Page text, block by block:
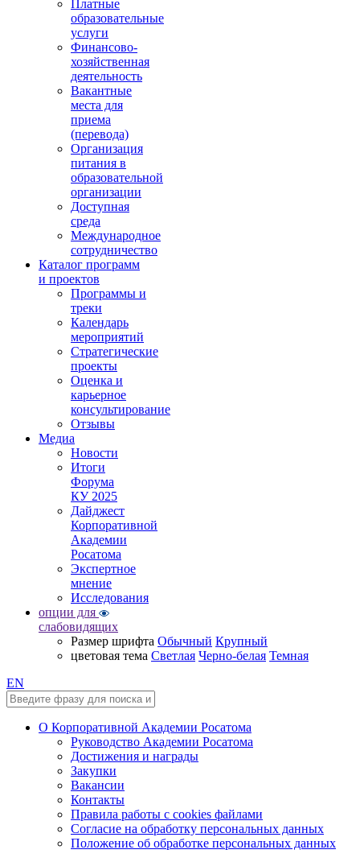
Платные
образовательные
услуги
Финансово-
хозяйственная
деятельность
Вакантные
места для
приема
(перевода)
Организация
питания в
образовательной
организации
Доступная
среда
Международное
сотрудничество
Каталог программ
и проектов
Программы и
треки
Календарь
мероприятий
Стратегические
проекты
Оценка и
карьерное
консультирование
Отзывы
Медиа
Новости
Итоги
Форума
КУ 2025
Дайджест
Корпоративной
Академии
Росатома
Экспертное
мнение
Исследования
опции для
слабовидящих
Размер шрифта Обычный Крупный
цветовая тема Светлая Черно-белая Темная
EN
О Корпоративной Академии Росатома
Руководство Академии Росатома
Достижения и награды
Закупки
Вакансии
Контакты
Правила работы с cookies файлами
Согласие на обработку персональных данных
Положение об обработке персональных данных